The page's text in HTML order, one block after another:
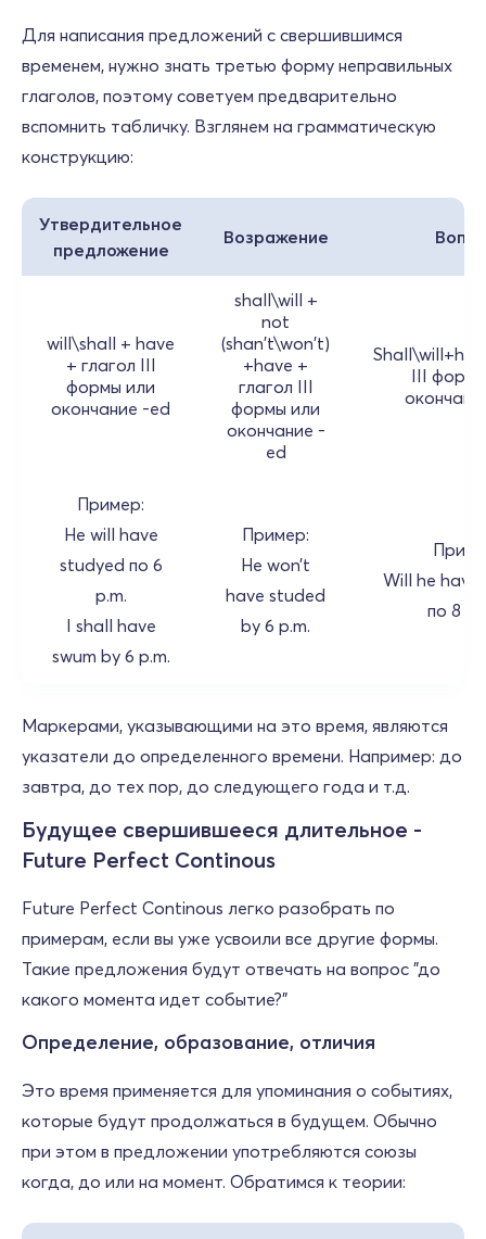
Для написания предложений с свершившимся
временем, нужно знать третью форму неправильных
глаголов, поэтому советуем предварительно
вспомнить табличку. Взглянем на грамматическую
конструкцию:
Утвердительное
предложение
Возражение
will\shall + have
+ глагол III
формы или
окончание -ed
shall\will +
not
(shan't\won't)
+have +
глагол III
формы или
окончание -
ed
III
Пример:
He will have
studyed по 6
p.m.
I shall have
swum by 6 p.m.
Пример:
He won’t
have studed
by 6 p.m.
Will he have
по 8
Маркерами, указывающими на это время, являются
указатели до определенного времени. Например: до
завтра, до тех пор, до следующего года и т.д.
Будущее свершившееся длительное -
Future Perfect Continous
Future Perfect Continous легко разобрать по
примерам, если вы уже усвоили все другие формы.
Такие предложения будут отвечать на вопрос "до
какого момента идет событие?"
Определение, образование, отличия
Это время применяется для упоминания о событиях,
которые будут продолжаться в будущем. Обычно
при этом в предложении употребляются союзы
когда, до или на момент. Обратимся к теории: